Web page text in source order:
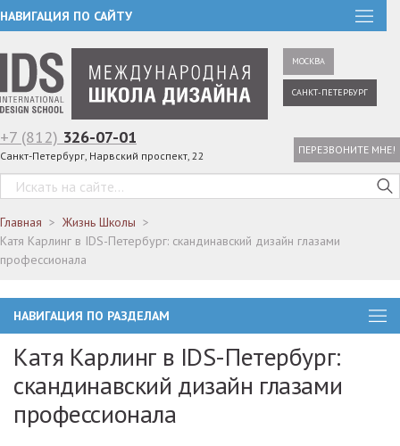
НАВИГАЦИЯ ПО САЙТУ
МОСКВА
САНКТ-ПЕТЕРБУРГ
+7 (812) 326-07-01
Санкт-Петербург, Нарвский проспект, 22 ПЕРЕЗВОНИТЕ МНЕ!
Главная
Жизнь Школы
Катя Карлинг в IDS-Петербург: скандинавский дизайн глазами
профессионала
НАВИГАЦИЯ ПО РАЗДЕЛАМ
Катя Карлинг в IDS-Петербург:
скандинавский дизайн глазами
профессионала